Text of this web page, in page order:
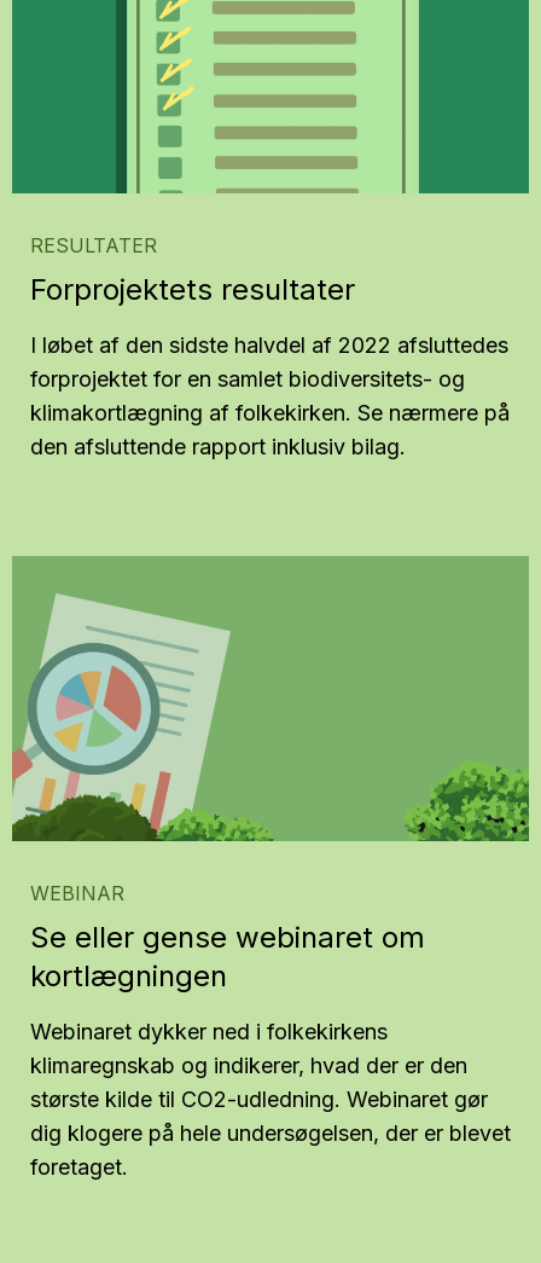
RESULTATER
Forprojektets resultater
I løbet af den sidste halvdel af 2022 afsluttedes
forprojektet for en samlet biodiversitets- og
klimakortlægning af folkekirken. Se nærmere på
den afsluttende rapport inklusiv bilag.
WEBINAR
Se eller gense webinaret om
kortlægningen
Webinaret dykker ned i folkekirkens
klimaregnskab og indikerer, hvad der er den
største kilde til CO2-udledning. Webinaret gør
dig klogere på hele undersøgelsen, der er blevet
foretaget.